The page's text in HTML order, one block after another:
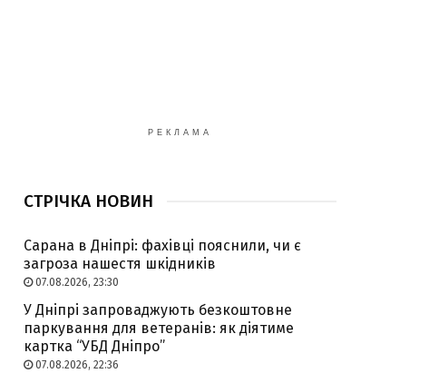
РЕКЛАМА
СТРІЧКА НОВИН
Сарана в Дніпрі: фахівці пояснили, чи є
загроза нашестя шкідників
07.08.2026, 23:30
У Дніпрі запроваджують безкоштовне
паркування для ветеранів: як діятиме
картка “УБД Дніпро”
07.08.2026, 22:36